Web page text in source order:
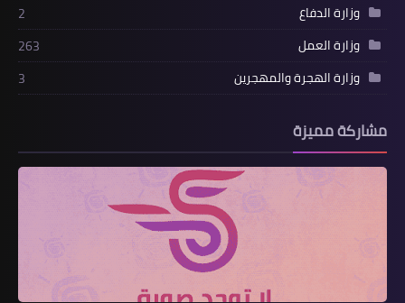
وزارة الدفاع
2
وزارة العمل
263
وزارة الهجرة والمهجرين
3
مشاركة مميزة